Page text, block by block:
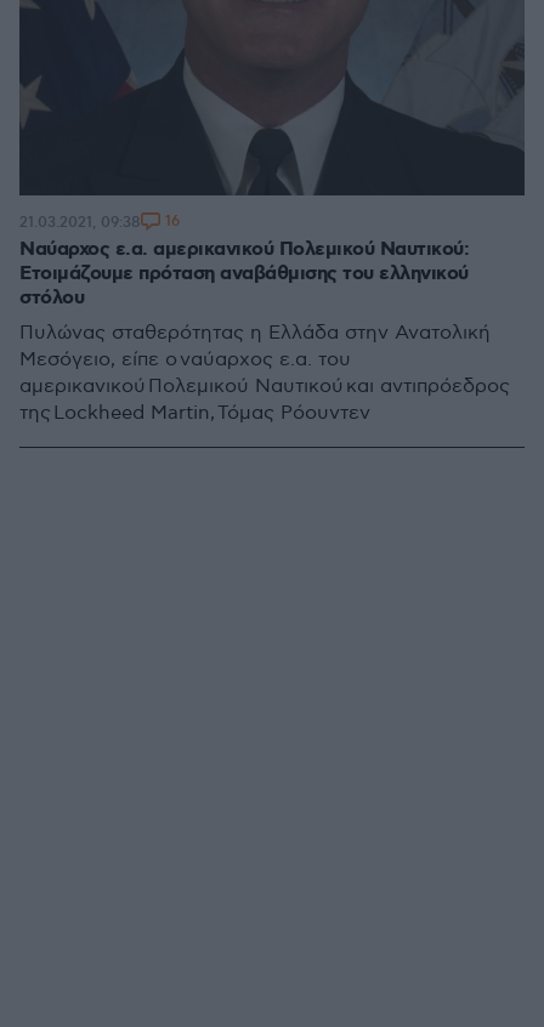
Ναύαρχος ε.α. αμερικανικού Πολεμικού Ναυτικού:
Ετοιμάζουμε πρόταση αναβάθμισης του ελληνικού
στόλου
Πυλώνας σταθερότητας η Ελλάδα στην Ανατολική
Μεσόγειο, είπε ο ναύαρχος ε.α. του
αμερικανικού Πολεμικού Ναυτικού και αντιπρόεδρος
της Lockheed Martin, Τόμας Ρόουντεν
21.03.2021, 09:38 16